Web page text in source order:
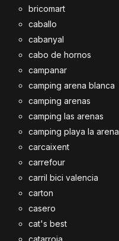
bricomart
caballo
cabanyal
cabo de hornos
campanar
camping arena blanca
camping arenas
camping las arenas
camping playa la arena
carcaixent
carrefour
carril bici valencia
carton
casero
cat's best
catarroja